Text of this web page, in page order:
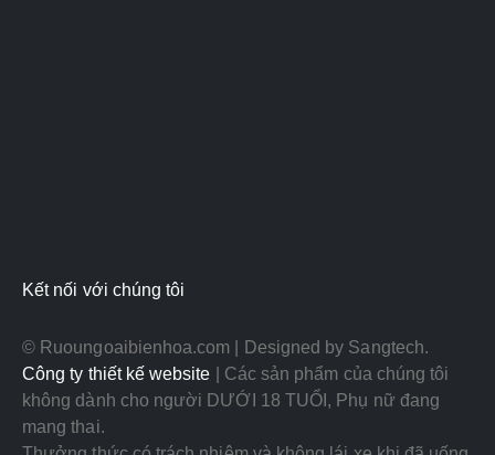
Kết nối với chúng tôi
© Ruoungoaibienhoa.com | Designed by Sangtech.
Công ty thiết kế website | Các sản phẩm của chúng tôi
không dành cho người DƯỚI 18 TUỔI, Phụ nữ đang
mang thai.